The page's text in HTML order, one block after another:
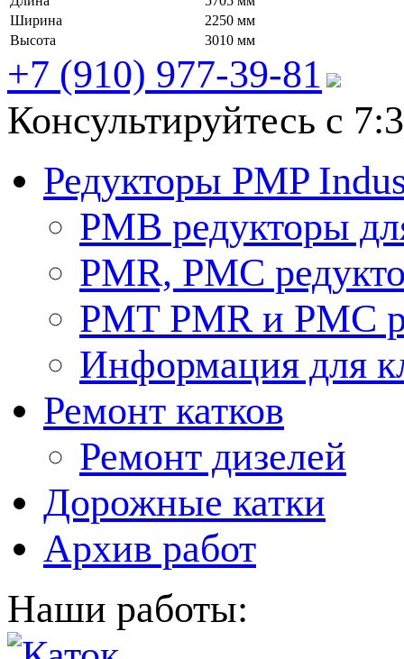
Ширина
2250 мм
Высота
3010 мм
+7 (910) 977-39-81
Консультируйтесь с
Редукторы PMP
PMB редукторы
РМR, PMC
PMT PMR и PMC
Информация для
Ремонт катков
Ремонт дизелей
Дорожные катки
Архив работ
Наши работы: